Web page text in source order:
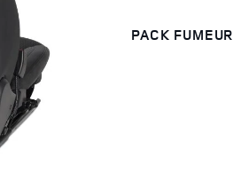
PACK FUMEUR